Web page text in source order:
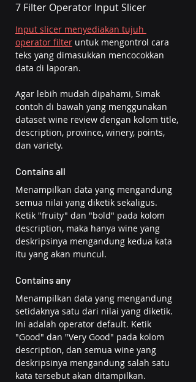
7 Filter Operator Input Slicer
Input slicer menyediakan tujuh
operator filter untuk mengontrol cara
teks yang dimasukkan mencocokkan
data di laporan.
Agar lebih mudah dipahami, Simak
contoh di bawah yang menggunakan
dataset wine review dengan kolom title,
description, province, winery, points,
dan variety.
Contains all
Menampilkan data yang mengandung
semua nilai yang diketik sekaligus.
Ketik "fruity" dan "bold" pada kolom
description, maka hanya wine yang
deskripsinya mengandung kedua kata
itu yang akan muncul.
Contains any
Menampilkan data yang mengandung
setidaknya satu dari nilai yang diketik.
Ini adalah operator default. Ketik
"Good" dan "Very Good" pada kolom
description, dan semua wine yang
deskripsinya mengandung salah satu
kata tersebut akan ditampilkan.